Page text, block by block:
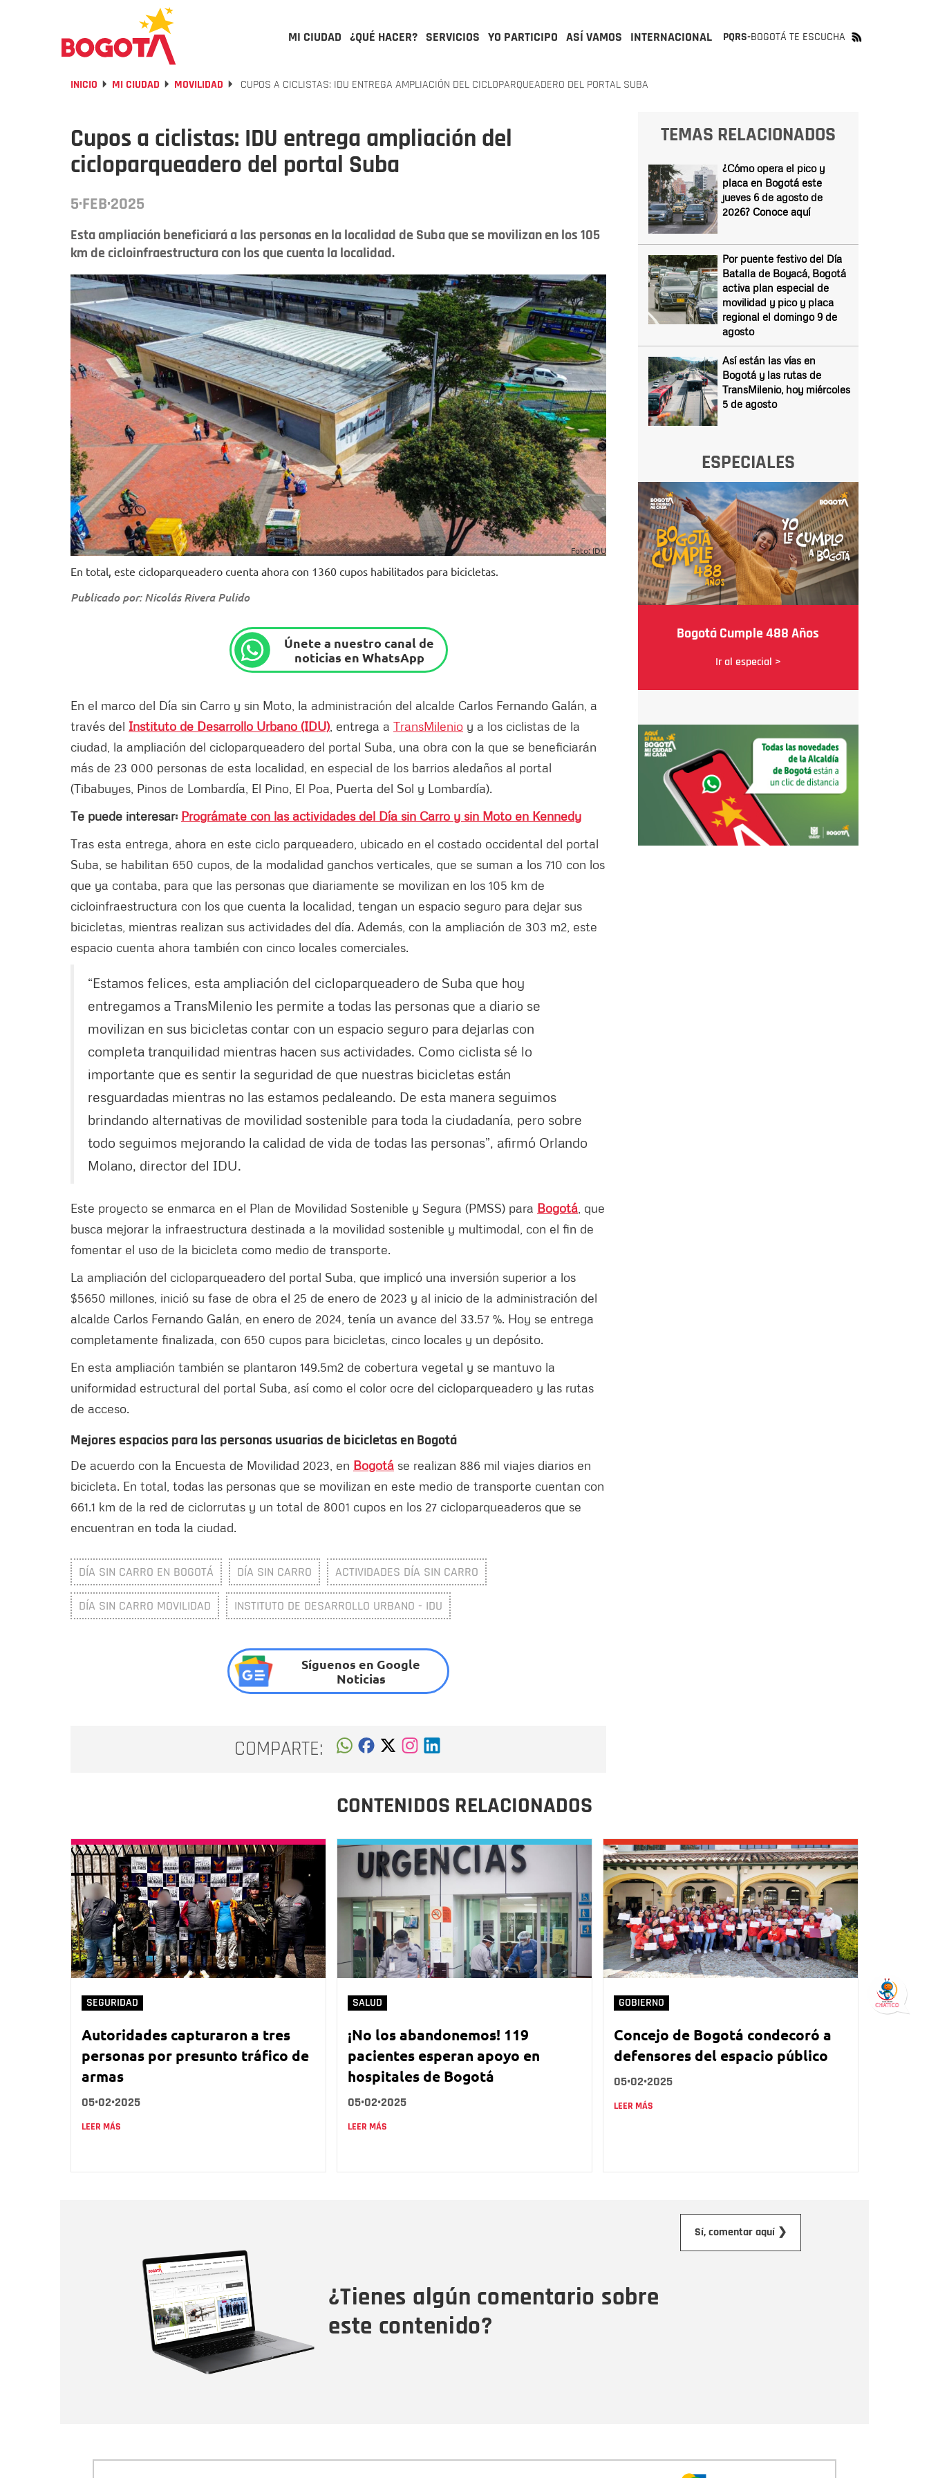
MI CIUDAD ¿QUÉ HACER? SERVICIOS YO PARTICIPO ASÍ VAMOS INTERNACIONAL PQRS-BOGOTÁ TE ESCUCHA
INICIO MI CIUDAD MOVILIDAD CUPOS A CICLISTAS: IDU ENTREGA AMPLIACIÓN DEL CICLOPARQUEADERO DEL PORTAL SUBA
Cupos a ciclistas: IDU entrega ampliación del
cicloparqueadero del portal Suba
5·FEB·2025
Esta ampliación beneficiará a las personas en la localidad de Suba que se movilizan en los 105
km de cicloinfraestructura con los que cuenta la localidad.
Foto: IDU
En total, este cicloparqueadero cuenta ahora con 1360 cupos habilitados para bicicletas.
Publicado por: Nicolás Rivera Pulido
Únete a nuestro canal de
noticias en WhatsApp
En el marco del Día sin Carro y sin Moto, la administración del alcalde Carlos Fernando Galán, a
través del Instituto de Desarrollo Urbano (IDU) , entrega a TransMilenio y a los ciclistas de la
ciudad, la ampliación del cicloparqueadero del portal Suba, una obra con la que se beneficiarán
más de 23 000 personas de esta localidad, en especial de los barrios aledaños al portal
(Tibabuyes, Pinos de Lombardía, El Pino, El Poa, Puerta del Sol y Lombardía).
Te puede interesar: Prográmate con las actividades del Día sin Carro y sin Moto en Kennedy
Tras esta entrega, ahora en este ciclo parqueadero, ubicado en el costado occidental del portal
Suba, se habilitan 650 cupos, de la modalidad ganchos verticales, que se suman a los 710 con los
que ya contaba, para que las personas que diariamente se movilizan en los 105 km de
cicloinfraestructura con los que cuenta la localidad, tengan un espacio seguro para dejar sus
bicicletas, mientras realizan sus actividades del día. Además, con la ampliación de 303 m2, este
espacio cuenta ahora también con cinco locales comerciales.
“Estamos felices, esta ampliación del cicloparqueadero de Suba que hoy
entregamos a TransMilenio les permite a todas las personas que a diario se
movilizan en sus bicicletas contar con un espacio seguro para dejarlas con
completa tranquilidad mientras hacen sus actividades. Como ciclista sé lo
importante que es sentir la seguridad de que nuestras bicicletas están
resguardadas mientras no las estamos pedaleando. De esta manera seguimos
brindando alternativas de movilidad sostenible para toda la ciudadanía, pero sobre
todo seguimos mejorando la calidad de vida de todas las personas”, afirmó Orlando
Molano, director del IDU.
Este proyecto se enmarca en el Plan de Movilidad Sostenible y Segura (PMSS) para Bogotá , que
busca mejorar la infraestructura destinada a la movilidad sostenible y multimodal, con el fin de
fomentar el uso de la bicicleta como medio de transporte.
La ampliación del cicloparqueadero del portal Suba, que implicó una inversión superior a los
$5650 millones, inició su fase de obra el 25 de enero de 2023 y al inicio de la administración del
alcalde Carlos Fernando Galán, en enero de 2024, tenía un avance del 33.57 %. Hoy se entrega
completamente finalizada, con 650 cupos para bicicletas, cinco locales y un depósito.
En esta ampliación también se plantaron 149.5m2 de cobertura vegetal y se mantuvo la
uniformidad estructural del portal Suba, así como el color ocre del cicloparqueadero y las rutas
de acceso.
Mejores espacios para las personas usuarias de bicicletas en Bogotá
De acuerdo con la Encuesta de Movilidad 2023, en Bogotá se realizan 886 mil viajes diarios en
bicicleta. En total, todas las personas que se movilizan en este medio de transporte cuentan con
661.1 km de la red de ciclorrutas y un total de 8001 cupos en los 27 cicloparqueaderos que se
encuentran en toda la ciudad.
DÍA SIN CARRO EN BOGOTÁ DÍA SIN CARRO ACTIVIDADES DÍA SIN CARRO
DÍA SIN CARRO MOVILIDAD INSTITUTO DE DESARROLLO URBANO - IDU
Síguenos en Google
Noticias
COMPARTE:
TEMAS RELACIONADOS
¿Cómo opera el pico y
placa en Bogotá este
jueves 6 de agosto de
2026? Conoce aquí
Por puente festivo del Día
Batalla de Boyacá, Bogotá
activa plan especial de
movilidad y pico y placa
regional el domingo 9 de
agosto
Así están las vías en
Bogotá y las rutas de
TransMilenio, hoy miércoles
5 de agosto
ESPECIALES
Bogotá Cumple 488 Años
Ir al especial >
CONTENIDOS RELACIONADOS
SEGURIDAD
Autoridades capturaron a tres
personas por presunto tráfico de
armas
05•02•2025
LEER MÁS
SALUD
¡No los abandonemos! 119
pacientes esperan apoyo en
hospitales de Bogotá
05•02•2025
LEER MÁS
GOBIERNO
Concejo de Bogotá condecoró a
defensores del espacio público
05•02•2025
LEER MÁS
¿Tienes algún comentario sobre
este contenido?
Sí, comentar aquí ❯